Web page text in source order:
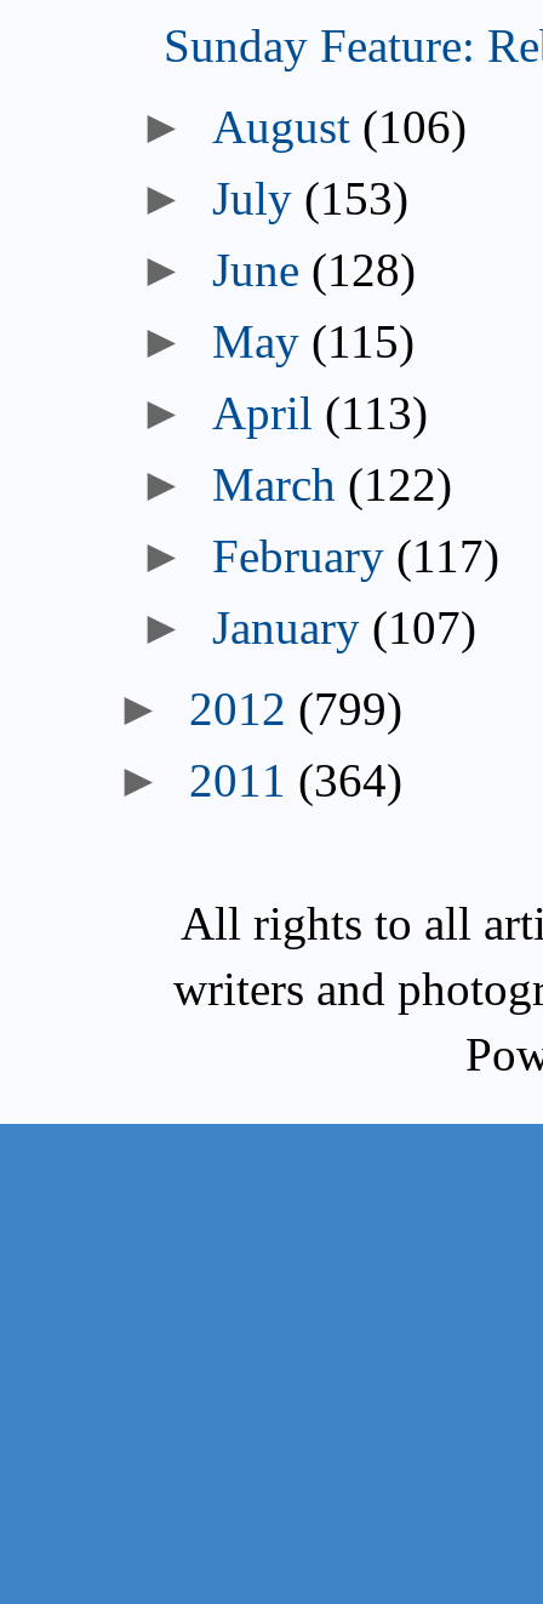
Sunday Feature:
► August (106)
►July (153)
►June (128)
► May (115)
► April (113)
► March (122)
► February (117)
►January (107)
► 2012 (799)
► 2011 (364)
All rights to all
writers and